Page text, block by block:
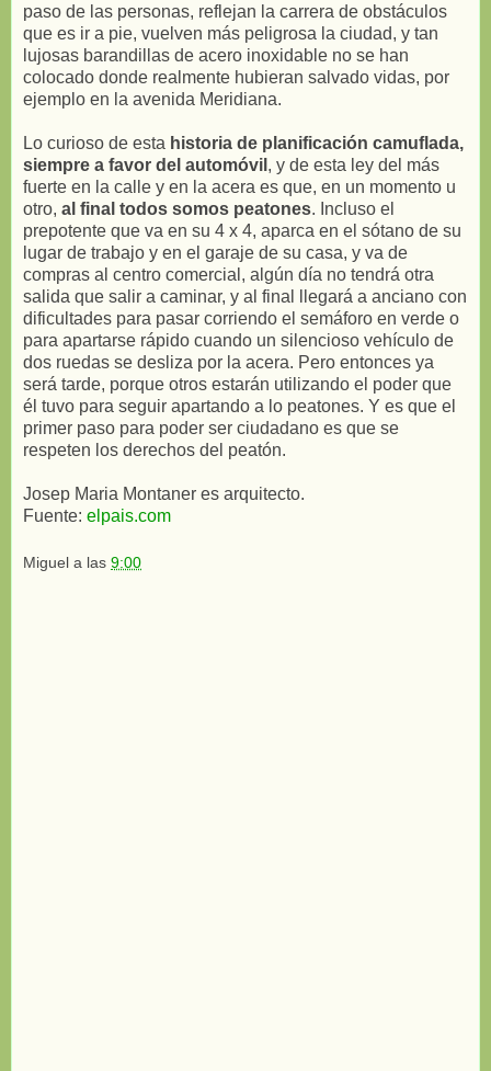
paso de las personas, reflejan la carrera de obstáculos
que es ir a pie, vuelven más peligrosa la ciudad, y tan
lujosas barandillas de acero inoxidable no se han
colocado donde realmente hubieran salvado vidas, por
ejemplo en la avenida Meridiana.
Lo curioso de esta historia de planificación camuflada,
siempre a favor del automóvil , y de esta ley del más
fuerte en la calle y en la acera es que, en un momento u
otro, al final todos somos peatones. Incluso el
prepotente que va en su 4 x 4, aparca en el sótano de su
lugar de trabajo y en el garaje de su casa, y va de
compras al centro comercial, algún día no tendrá otra
salida que salir a caminar, y al final llegará a anciano con
dificultades para pasar corriendo el semáforo en verde o
para apartarse rápido cuando un silencioso vehículo de
dos ruedas se desliza por la acera. Pero entonces ya
será tarde, porque otros estarán utilizando el poder que
él tuvo para seguir apartando a lo peatones. Y es que el
primer paso para poder ser ciudadano es que se
respeten los derechos del peatón.
Josep Maria Montaner es arquitecto.
Fuente: elpais.com
Miguel a las 9:00